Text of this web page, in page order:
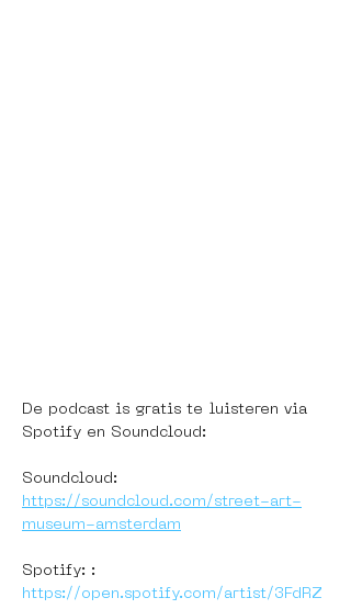
De podcast is gratis te luisteren via
Spotify en Soundcloud:
Soundcloud:
https://soundcloud.com/street-art-
museum-amsterdam
Spotify: :
https://open.spotify.com/artist/3FdRZ